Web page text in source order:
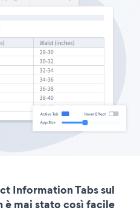
Information Tabs sul
è mai stato così facile